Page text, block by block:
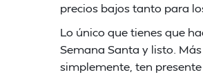
precios bajos tanto para
Lo único que tienes que
Semana Santa y listo.
simplemente, ten